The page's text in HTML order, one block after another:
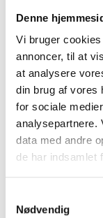
Denne
Vi bruger
annoncer, til at
at analysere
din brug af vores
for sociale
analysepartnere.
data med andre
de har indsamlet
Nødvendig
kærnemælk. På
barnet skal
drikke vand.
Når barnet er
give lidt
dag. Vælg
der indeholder